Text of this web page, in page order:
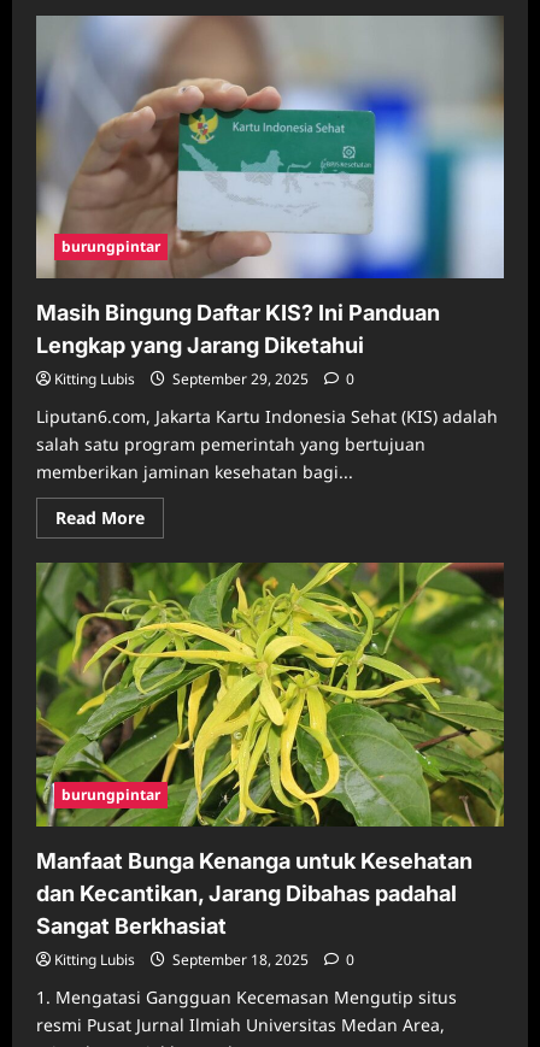
Rahasia
Industri
Logam
Tanah
Jarang
China
Dibongkar
Ilmuwan,
AS-
Jepang
Pegang
Kunci
Mineral
Langka!
burungpintar
Masih Bingung Daftar KIS? Ini Panduan
Lengkap yang Jarang Diketahui
Kitting Lubis September 29, 2025 0
Liputan6.com, Jakarta Kartu Indonesia Sehat (KIS) adalah
salah satu program pemerintah yang bertujuan
memberikan jaminan kesehatan bagi...
Read MoreRead
more
Masih
Bingung
Daftar
KIS?
Ini
Panduan
Lengkap
yang
Jarang
Diketahui
burungpintar
Manfaat Bunga Kenanga untuk Kesehatan
dan Kecantikan, Jarang Dibahas padahal
Sangat Berkhasiat
Kitting Lubis September 18, 2025 0
1. Mengatasi Gangguan Kecemasan Mengutip situs
resmi Pusat Jurnal Ilmiah Universitas Medan Area,